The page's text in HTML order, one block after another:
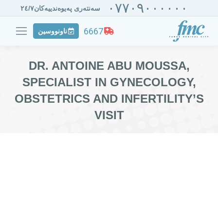
٠٧٧٠٩٠٠٠٠٠٠ سەنتەری پەیوەندییەکان٢٤/٧
6667 ناونووسین
DR. ANTOINE ABU MOUSSA,
SPECIALIST IN GYNECOLOGY,
OBSTETRICS AND INFERTILITY’S
VISIT